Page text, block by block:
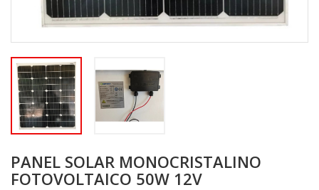
PANEL SOLAR MONOCRISTALINO
FOTOVOLTAICO 50W 12V